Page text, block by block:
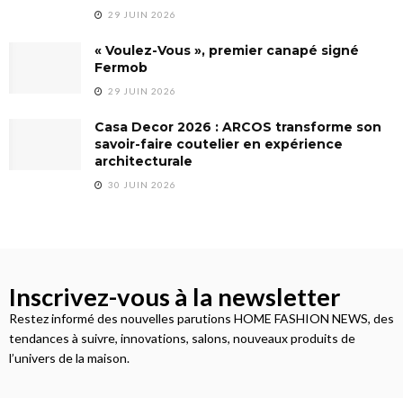
29 JUIN 2026
« Voulez-Vous », premier canapé signé
Fermob
29 JUIN 2026
Casa Decor 2026 : ARCOS transforme son
savoir-faire coutelier en expérience
architecturale
30 JUIN 2026
Inscrivez-vous à la newsletter
Restez informé des nouvelles parutions HOME FASHION NEWS, des
tendances à suivre, innovations, salons, nouveaux produits de
l’univers de la maison.